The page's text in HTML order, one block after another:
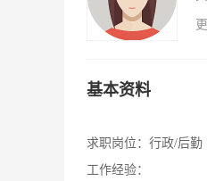
基本资料
求职岗位： 行政/后勤
工作经验：